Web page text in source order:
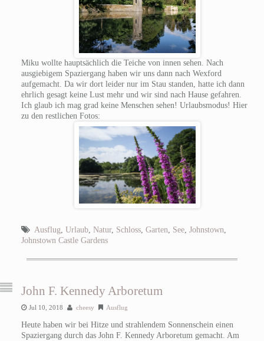
Miku wollte hauptsächlich die Teiche von innen sehen. Nach
ausgiebigem Spaziergang haben wir uns dann nach Wexford
aufgemacht. Da wir dort leider nur im Stau standen, hatte ich dann
ehrlich gesagt keine Lust mehr und wir sind nach Hause gefahren.
Ich glaub ich mag grad keine Menschen sehen! Urlaubsmodus! Hier
zu den restlichen Fotos:
Ausflug, Urlaub, Natur, Schloss, Garten, See, Johnstown,
Johnstown Castle Gardens
John F. Kennedy Arboretum
Jul 10, 2018 cheesy Ausflug
Heute haben wir bei Hitze und strahlendem Sonnenschein einen
Spaziergang durch das John F. Kennedy Arboretum gemacht. Am